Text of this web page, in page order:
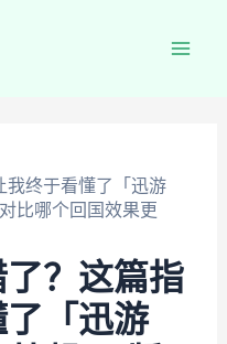
我终于看懂了「迅游
比哪个回国效果更
？这篇指
「迅游